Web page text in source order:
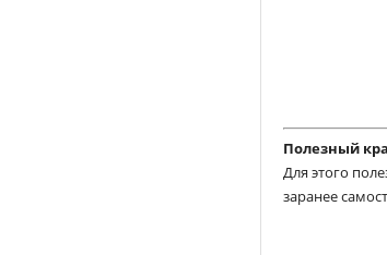
Полезный
Для этого
заранее